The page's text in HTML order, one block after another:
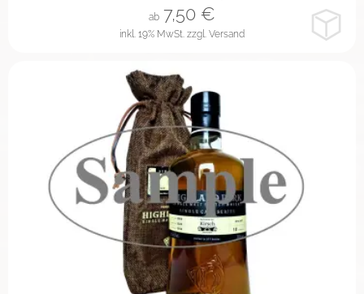
inkl. 19% MwSt. zzgl. Versand
ab 7,50 €